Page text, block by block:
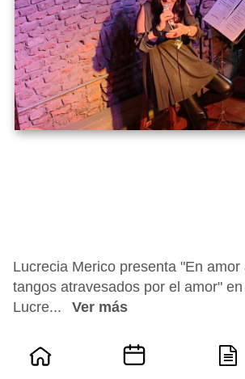
Lucrecia Merico presenta "En
tangos atravesados por el amor"
Lucre...
Ver más